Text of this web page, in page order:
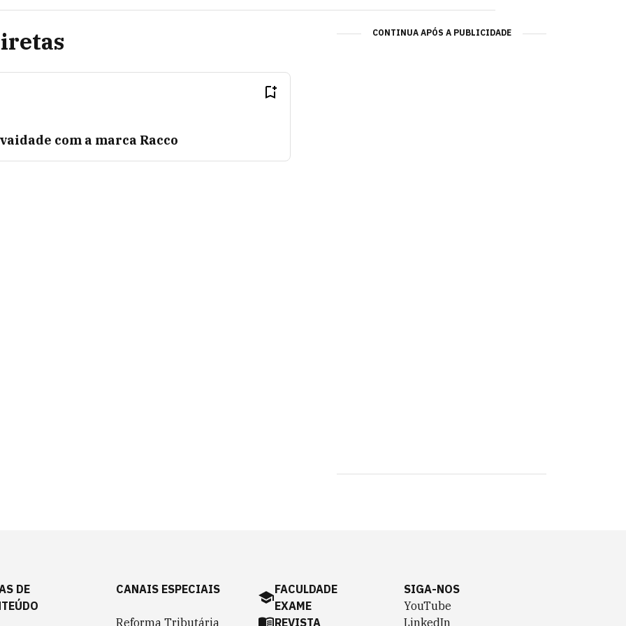
com a marca Racco
CONTINUA APÓS A PUBLICIDADE
DE
CANAIS ESPECIAIS
Reforma Tributária
FACULDADE
EXAME
REVISTA
SIGA-NOS
YouTube
LinkedIn